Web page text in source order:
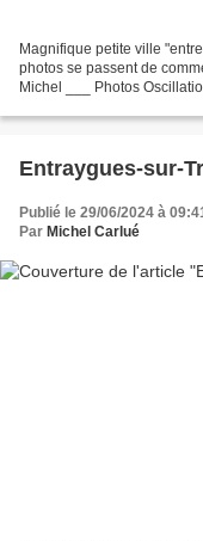
Magnifique petite ville
photos se passent de
Michel ___ Photos
Publié le 29/06/2024 à
Par Michel Carlué